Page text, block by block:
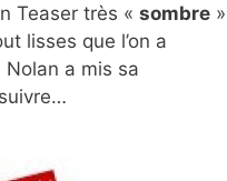
Teaser très « sombre »
lisses que l’on a
Nolan a mis sa